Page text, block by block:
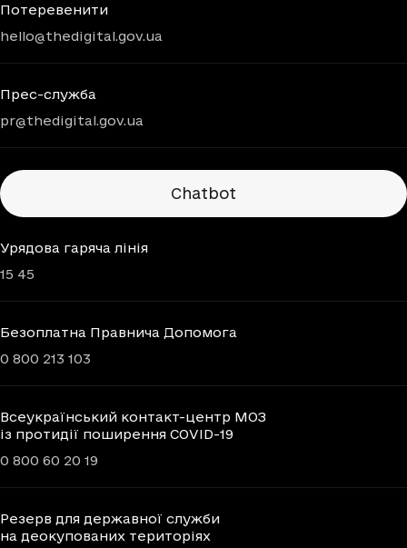
Потеревенити
hello@thedigital.gov.ua
Прес-служба
pr@thedigital.gov.ua
Chatbots
Chatbot
Урядова гаряча лінія
15 45
Безоплатна Правнича Допомога
0 800 213 103
Всеукраїнський контакт-центр МОЗ
із протидії поширення COVID-19
0 800 60 20 19
Резерв для державної служби
на деокупованих територіях